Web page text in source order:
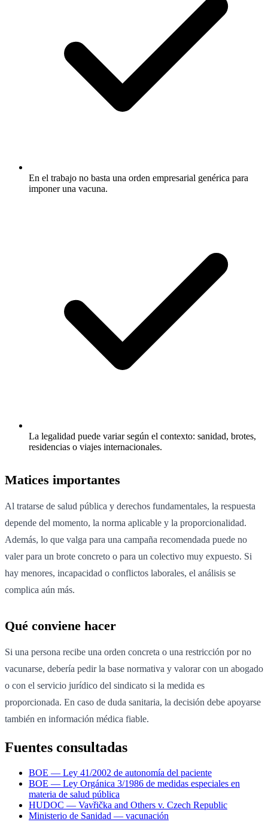
En el trabajo no basta una orden empresarial genérica para
imponer una vacuna.
La legalidad puede variar según el contexto: sanidad, brotes,
residencias o viajes internacionales.
Matices importantes
Al tratarse de salud pública y derechos fundamentales, la respuesta
depende del momento, la norma aplicable y la proporcionalidad.
Además, lo que valga para una campaña recomendada puede no
valer para un brote concreto o para un colectivo muy expuesto. Si
hay menores, incapacidad o conflictos laborales, el análisis se
complica aún más.
Qué conviene hacer
Si una persona recibe una orden concreta o una restricción por no
vacunarse, debería pedir la base normativa y valorar con un abogado
o con el servicio jurídico del sindicato si la medida es
proporcionada. En caso de duda sanitaria, la decisión debe apoyarse
también en información médica fiable.
Fuentes consultadas
BOE — Ley 41/2002 de autonomía del paciente
BOE — Ley Orgánica 3/1986 de medidas especiales en
materia de salud pública
HUDOC — Vavřička and Others v. Czech Republic
Ministerio de Sanidad — vacunación